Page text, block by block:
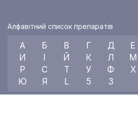
Алфавітний список препаратів
А Б В Г Д Е
И
Й К Л М
Р
С Т У Ф Х
Ю
Я L 5 3